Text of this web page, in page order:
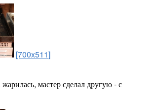
[700x511]
мастер сделал другую - с